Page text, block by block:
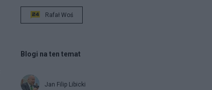
Rafał Woś
Blogi na ten temat
Jan Filip Libicki